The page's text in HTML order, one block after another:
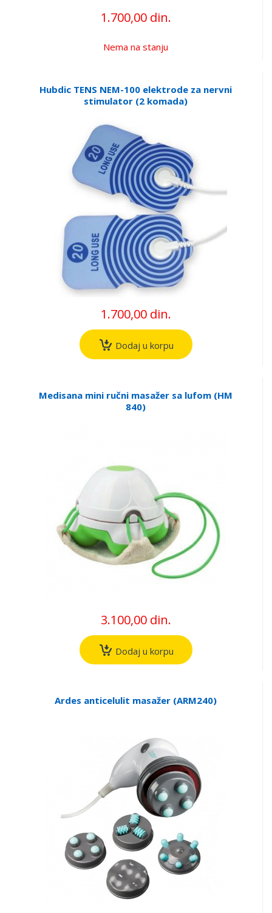
1.700,00 din.
Nema na stanju
Hubdic TENS NEM-100 elektrode za nervni
stimulator (2 komada)
1.700,00 din.
Dodaj u korpu
Medisana mini ručni masažer sa lufom (HM
840)
3.100,00 din.
Dodaj u korpu
Ardes anticelulit masažer (ARM240)